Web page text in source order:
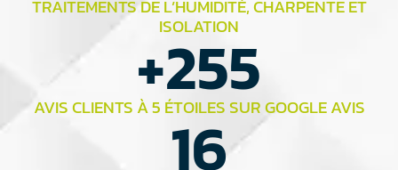
TRAITEMENTS DE L’HUMIDITÉ, CHARPENTE ET
ISOLATION
AVIS CLIENTS À 5 ÉTOILES SUR GOOGLE AVIS
+255
16